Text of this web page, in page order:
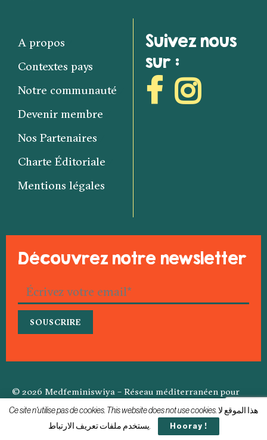
A propos
Contextes pays
Notre communauté
Devenir membre
Nos Partenaires
Charte Éditoriale
Mentions légales
Suivez nous
sur :
Découvrez notre newsletter
© 2026 Medfeminiswiya – Réseau méditerranéen pour
l’information féministe
Ce site n'utilise pas de cookies. This website does not use cookies. هذا الموقع لا
يستخدم ملفات تعريف الارتباط.
Hooray !